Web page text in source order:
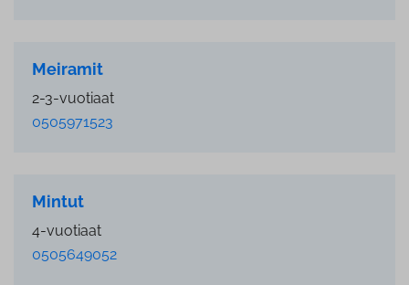
Meiramit
2-3-vuotiaat
0505971523
Mintut
4-vuotiaat
0505649052